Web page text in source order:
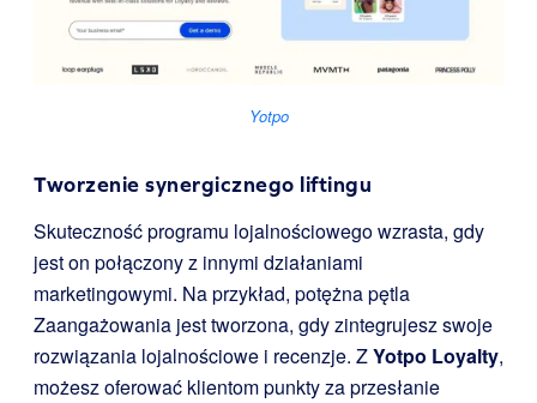
Yotpo
Tworzenie synergicznego liftingu
Skuteczność programu lojalnościowego wzrasta, gdy
jest on połączony z innymi działaniami
marketingowymi. Na przykład, potężna pętla
Zaangażowania jest tworzona, gdy zintegrujesz swoje
rozwiązania lojalnościowe i recenzje. ZYotpo Loyalty,
możesz oferować klientom punkty za przesłanie